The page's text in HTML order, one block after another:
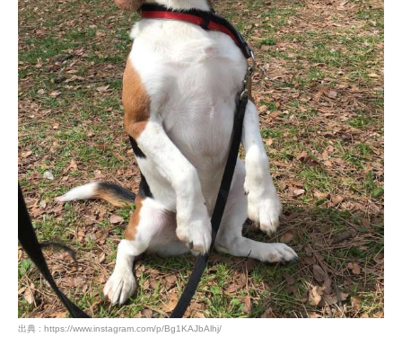
出典 : https://www.instagram.com/p/Bg1KAJbAlhj/